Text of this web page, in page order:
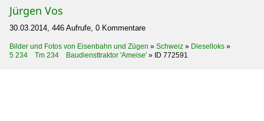
Jürgen Vos
30.03.2014, 446 Aufrufe, 0 Kommentare
Bilder und Fotos von Eisenbahn und Zügen » Schweiz » Dieselloks »
5 234 Tm 234 Baudiensttraktor 'Ameise' » ID 772591